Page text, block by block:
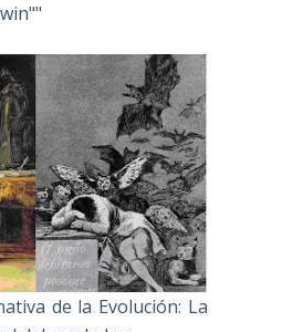
de la Evolución: La